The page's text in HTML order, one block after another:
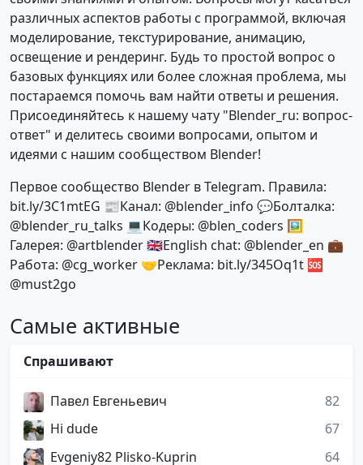
различных аспектов работы с программой, включая
моделирование, текстурирование, анимацию,
освещение и рендеринг. Будь то простой вопрос о
базовых функциях или более сложная проблема, мы
постараемся помочь вам найти ответы и решения.
Присоединяйтесь к нашему чату "Blender_ru: вопрос-
ответ" и делитесь своими вопросами, опытом и
идеями с нашим сообществом Blender!
Первое сообщество Blender в Telegram. Правила:
bit.ly/3C1mtEG 📰Канал: @blender_info 💬Болталка:
@blender_ru_talks 💻Кодеры: @blen_coders 🖼
Галерея: @artblender 🇬🇧English chat: @blender_en 💼
Работа: @cg_worker 🤝Реклама: bit.ly/345Oq1t 🆘
@must2go
Самые активные
Спрашивают
Павел Евгеньевич
82
Hi dude
67
Evgeniy82 Plisko-Kuprin
64